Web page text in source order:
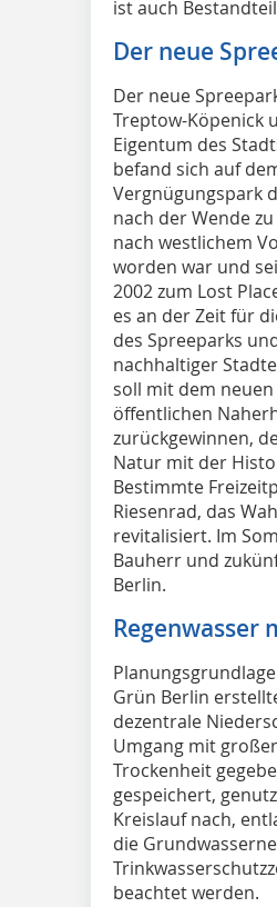
ist auch
Der neue
Der neue
Treptow-Köpenick
Eigentum des
befand sich auf
Vergnügungspark
nach der Wende
nach westlichem
worden war und
2002 zum Lost
es an der Zeit für
des Spreeparks
nachhaltiger
soll mit dem
öffentlichen
zurückgewinnen,
Natur mit der
Bestimmte
Riesenrad, das
revitalisiert. Im
Bauherr und
Berlin.
Regenwasser
Grün Berlin
dezentrale
Umgang mit
Trockenheit
gespeichert,
Kreislauf nach,
die
beachtet werden.